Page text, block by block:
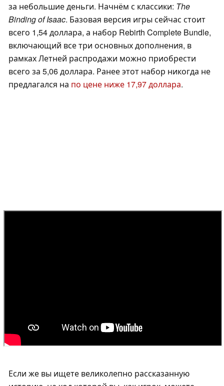
за небольшие деньги. Начнём с классики: The
Binding of Isaac. Базовая версия игры сейчас стоит
всего 1,54 доллара, а набор Rebirth Complete Bundle,
включающий все три основных дополнения, в
рамках Летней распродажи можно приобрести
всего за 5,06 доллара. Ранее этот набор никогда не
предлагался на по цене ниже 17,97 доллара.
Если же вы ищете великолепно рассказанную